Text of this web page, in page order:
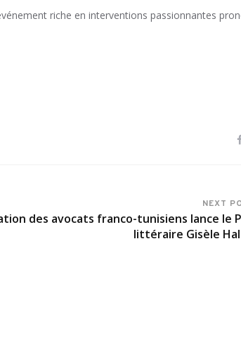
riche en interventions passionnantes
NEXT
des avocats franco-tunisiens lance le
littéraire Gisèle